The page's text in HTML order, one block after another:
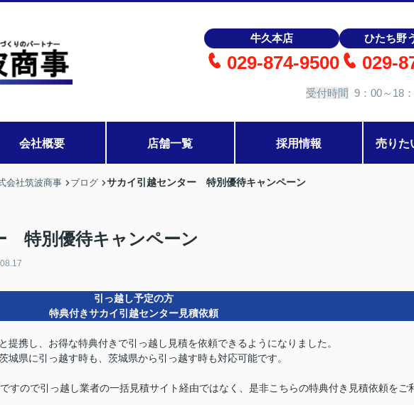
牛久本店
029-874-9500
ひたち野
029-
受付時間 9：00～18
会社概要 店舗一覧 採用情報 売りた
会社筑波商事 ブログ サカイ引越センター 特別優待キャンペーン
特別優待キャンペーン
引っ越し予定の方
特典付きサカイ引越センター見積依頼
提携し、お得な特典付きで引っ越し見積を依頼できるようになりました。
城県に引っ越す時も、茨城県から引っ越す時も対応可能です。
すので引っ越し業者の一括見積サイト経由ではなく、是非こちらの特典付き見積依頼をご